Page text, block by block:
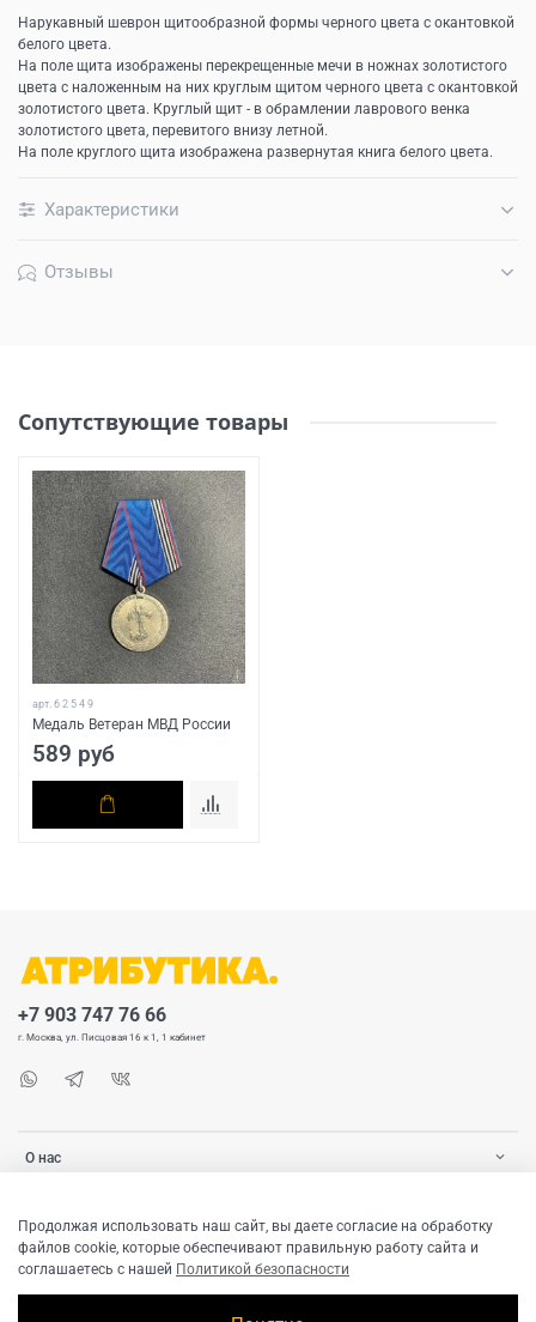
Нарукавный шеврон щитообразной формы черного цвета с окантовкой
белого цвета.
На поле щита изображены перекрещенные мечи в ножнах золотистого
цвета с наложенным на них круглым щитом черного цвета с окантовкой
золотистого цвета. Круглый щит - в обрамлении лаврового венка
золотистого цвета, перевитого внизу летной.
На поле круглого щита изображена развернутая книга белого цвета.
Характеристики
Отзывы
Сопутствующие товары
арт. 6 2 5 4 9
Медаль Ветеран МВД России
589 руб
О нас
+7 903 747 76 66
г. Москва, ул. Писцовая 16 к 1, 1 кабинет
Продолжая использовать наш сайт, вы даете согласие на обработку
файлов cookie, которые обеспечивают правильную работу сайта и
соглашаетесь с нашей Политикой безопасности